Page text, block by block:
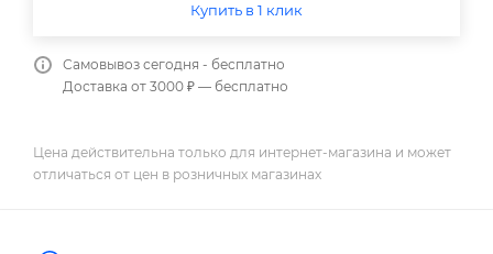
Купить в 1 клик
Самовывоз сегодня - бесплатно
Доставка от 3000 ₽ — бесплатно
Цена действительна только для интернет-магазина и может
отличаться от цен в розничных магазинах